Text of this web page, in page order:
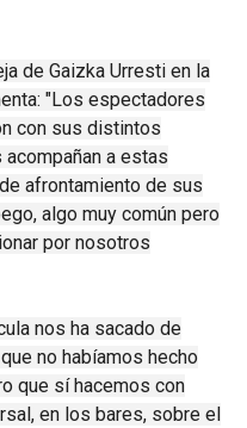
de Gaizka Urresti en la
"Los espectadores
con sus distintos
a estas
afrontamiento de sus
algo muy común pero
por nosotros
nos ha sacado de
no habíamos hecho
que sí hacemos con
en los bares, sobre el